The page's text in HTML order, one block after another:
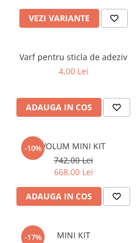
VEZI VARIANTE
Varf pentru sticla de adeziv
4,00 Lei
ADAUGA IN COS
-10%VOLUM MINI KIT
742,00 Lei
668,00 Lei
ADAUGA IN COS
-17%
MINI KIT